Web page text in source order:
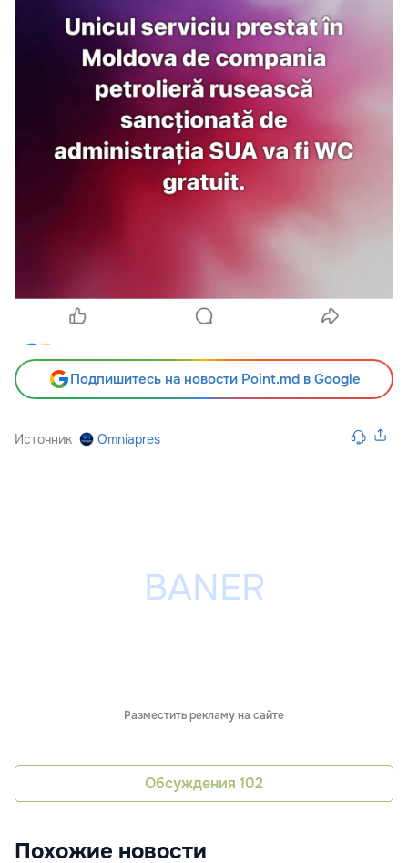
Подпишитесь на новости Point.md в Google
Источник Omniapres
Разместить рекламу на сайте
Обсуждения 102
Похожие новости